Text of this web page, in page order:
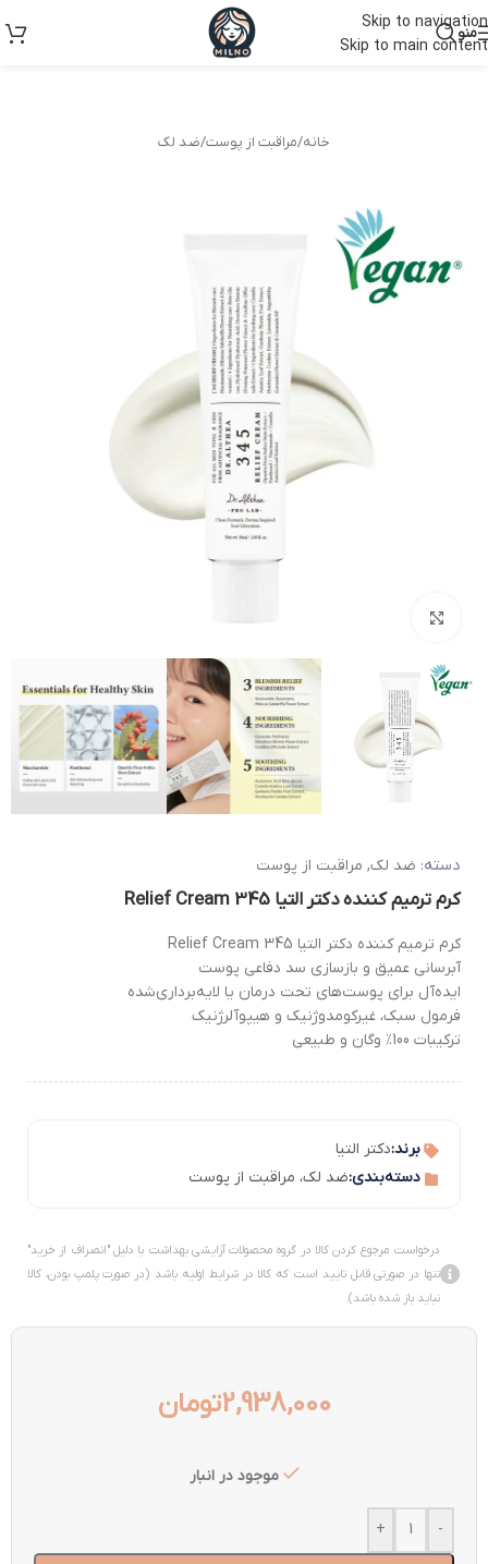
Skip to navigation
Skip to main content
منو
خانه/مراقبت از پوست/ضد لک
دسته: ضد لک, مراقبت از پوست
کرم ترمیم کننده دکتر التیا 345 Relief Cream
کرم ترمیم کننده دکتر التیا 345 Relief Cream
آبرسانی عمیق و بازسازی سد دفاعی پوست
ایده‌آل برای پوست‌های تحت درمان یا لایه‌برداری‌شده
فرمول سبک، غیرکومدوژنیک و هیپوآلرژنیک
ترکیبات 100٪ وگان و طبیعی
برند:دکتر التیا
دسته‌بندی:ضد لک، مراقبت از پوست
درخواست مرجوع کردن کالا در گروه محصولات آرایشی بهداشت با دلیل "انصراف از خرید"
تنها در صورتی قابل تایید است که کالا در شرایط اولیه باشد (در صورت پلمپ بودن، کالا
نباید باز شده باشد).
2,938,000تومان
موجود در انبار
-
+